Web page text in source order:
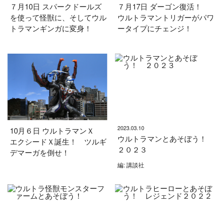
７月10日 スパークドールズ
を使って怪獣に、そしてウル
トラマンギンガに変身！
７月17日 ダーゴン復活！
ウルトラマントリガーがパワ
ータイプにチェンジ！
10月６日 ウルトラマンＸ
エクシードＸ誕生！ ツルギ
デマーガを倒せ！
2023.03.10
ウルトラマンとあそぼう！
２０２３
編: 講談社